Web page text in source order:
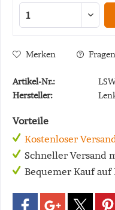
Merken
Artikel-Nr.:
Hersteller:
Vorteile
Kostenloser
Schneller Versand
Bequemer Kauf auf